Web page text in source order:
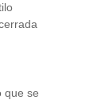
que se